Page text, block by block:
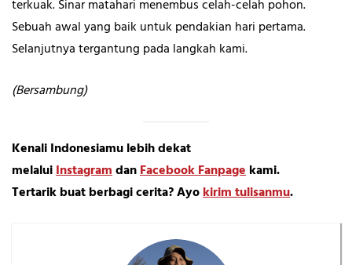
terkuak. Sinar matahari menembus celah-celah pohon.
Sebuah awal yang baik untuk pendakian hari pertama.
Selanjutnya tergantung pada langkah kami.
(Bersambung)
Kenali Indonesiamu lebih dekat
melaluiInstagramdanFacebook Fanpagekami.
Tertarik buat berbagi cerita? Ayokirim tulisanmu.